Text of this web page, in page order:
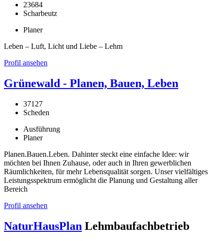
23684
Scharbeutz
Planer
Leben – Luft, Licht und Liebe – Lehm
Profil ansehen
Grünewald - Planen, Bauen, Leben
37127
Scheden
Ausführung
Planer
Planen.Bauen.Leben. Dahinter steckt eine einfache Idee: wir
möchten bei Ihnen Zuhause, oder auch in Ihren gewerblichen
Räumlichkeiten, für mehr Lebensqualität sorgen. Unser vielfältiges
Leistungsspektrum ermöglicht die Planung und Gestaltung aller
Bereich
Profil ansehen
NaturHausPlan Lehmbaufachbetrieb